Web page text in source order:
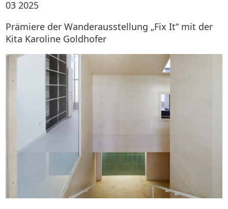
03 2025
Prämiere der Wanderausstellung „Fix It“ mit der
Kita Karoline Goldhofer